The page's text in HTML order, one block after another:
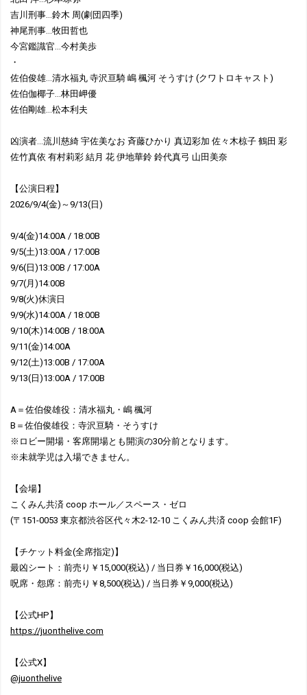
吉川刑事…鈴木 周(劇団四季)
神尾刑事…牧田哲也
今宮鑑識官…今村美歩
・
佐伯俊雄…清水福丸 寺沢亘騎 嶋 楓河 そうすけ (クワトロキャスト)
佐伯伽椰子…林田岬優
佐伯剛雄…松本利夫
凶演者…流川慈綺 宇佐美なお 斉藤ひかり 真辺彩加 佐々木椋子 鶴田 彩
佐竹真依 有村莉彩 結月 花 伊地華鈴 鈴代真弓 山田美奈
【公演日程】
2026/9/4(金)～9/13(日)
9/4(金)14:00A / 18:00B
9/5(土)13:00A / 17:00B
9/6(日)13:00B / 17:00A
9/7(月)14:00B
9/8(火)休演日
9/9(水)14:00A / 18:00B
9/10(木)14:00B / 18:00A
9/11(金)14:00A
9/12(土)13:00B / 17:00A
9/13(日)13:00A / 17:00B
A＝佐伯俊雄役：清水福丸・嶋 楓河
B＝佐伯俊雄役：寺沢亘騎・そうすけ
※ロビー開場・客席開場とも開演の30分前となります。
※未就学児は入場できません。
【会場】
こくみん共済 coop ホール／スペース・ゼロ
(〒151-0053 東京都渋谷区代々木2-12-10 こくみん共済 coop 会館1F)
【チケット料金(全席指定)】
最凶シート：前売り￥15,000(税込) / 当日券￥16,000(税込)
呪席・怨席：前売り￥8,500(税込) / 当日券￥9,000(税込)
【公式HP】
https://juonthelive.com
【公式X】
@juonthelive